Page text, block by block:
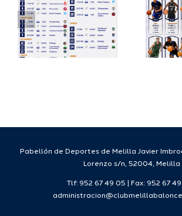
su
proyecto
Pabellón de Deportes de Melilla Javier
Lorenzo s/n, 52004, Melilla
Tlf: 952 67 49 05 | Fax: 952 67 49